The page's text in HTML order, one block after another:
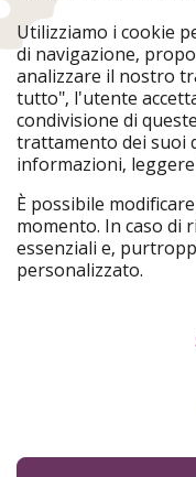
WakacyjniPiraci
Ferienpiraten
Urlaubspiraten
TravelPirates
Il nostro gruppo
HolidayPirates
Conoscici meglio
Chi siamo
Lavora con noi
Cosa dicono di noi
Utilizziamo i cookie
di navigazione,
analizzare il nostro
tutto", l'utente
condivisione di
trattamento dei suoi
informazioni,
È possibile
momento. In caso di
essenziali e,
personalizzato.